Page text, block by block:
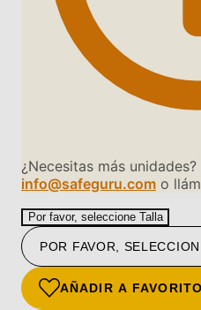
¿Necesitas más
info@safeguru.com o
Por favor, seleccione Talla
POR FAVOR,
AÑADIR A